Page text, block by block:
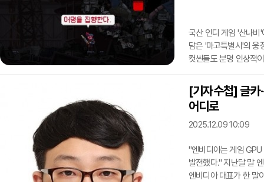
국산 인디 게임 '산나비
담은 '마고특별시'의 웅
컷씬들도 분명 인상적
출시한 '산나비: 귀신
2023년 11월 원작 출
13년 전의 이야기를 다
꿀보직을 맡은 채 주인
[기자수첩] 글카
어디로
2025.12.09 10:09
"엔비디아는 게임
발전했다." 지난달 말
엔비디아 대표가 한 말